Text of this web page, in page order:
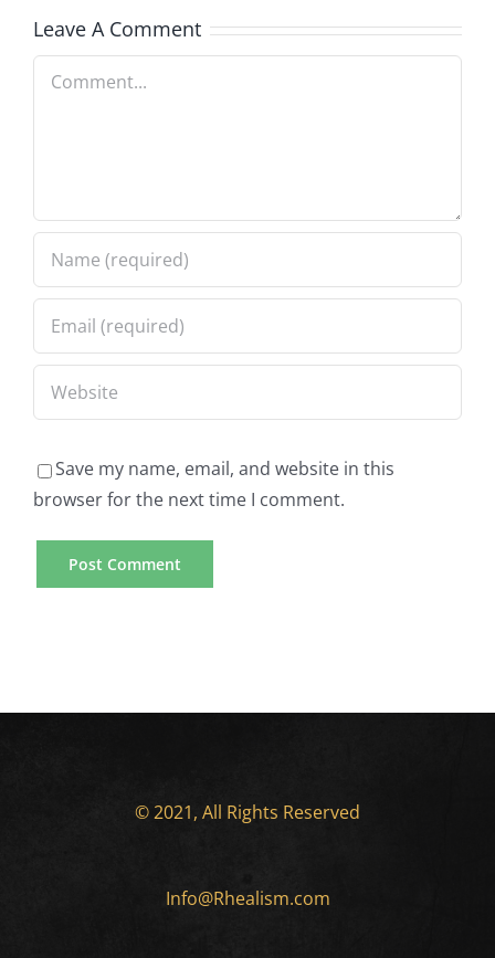
Leave A Comment
Comment
Save my name, email, and website in this
browser for the next time I comment.
© 2021, All Rights Reserved
Info@Rhealism.com